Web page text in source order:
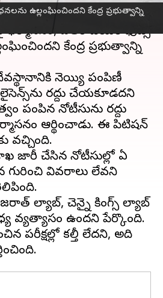
ఉల్లంఘించిందని కేంద్ర ప్రభుత్వాన్ని
ధర్మాసనం, ఏఆర్‌ డెయిరీ ఫుడ్స్‌
కేంద్ర ప్రభుత్వాన్ని
నెయ్యి పంపిణీ
రద్దు చేయకూడదని
పంపిన నోటీసును రద్దు
ఆర్థించాడు. ఈ పిటిషన్
వచ్చింది.
జారీ చేసిన నోటీసుల్లో ఏ
గురించి వివరాలు లేవని
ల్యాబ్‌, చెన్నై కింగ్స్‌ ల్యాబ్‌
వ్యత్యాసం ఉందని పేర్కొంది.
పరీక్షల్లో కల్తీ లేదని, అది